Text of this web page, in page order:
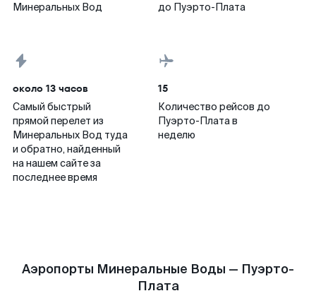
Минеральных Вод
до Пуэрто-Плата
около 13 часов
Самый быстрый
прямой перелет из
Минеральных Вод туда
и обратно, найденный
на нашем сайте за
последнее время
15
Количество рейсов до
Пуэрто-Плата в
неделю
Аэропорты Минеральные Воды — Пуэрто-
Плата